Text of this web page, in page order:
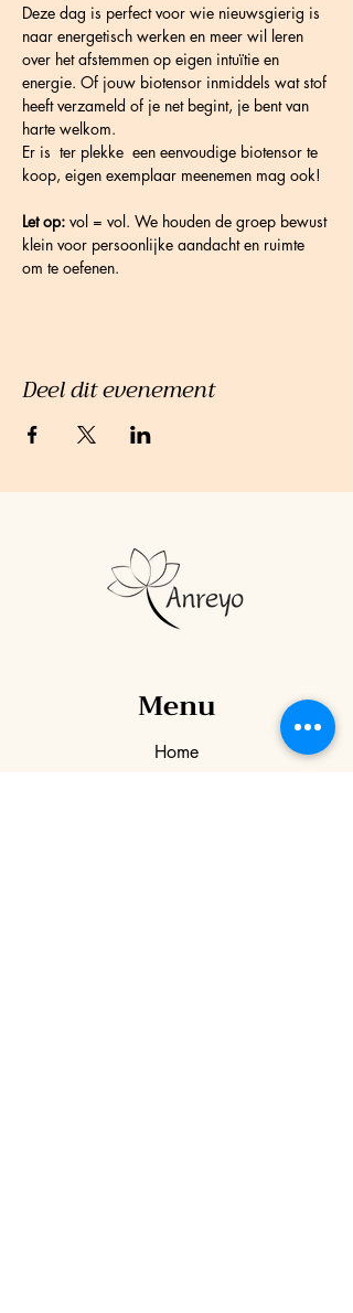
Deze dag is perfect voor wie nieuwsgierig is
naar energetisch werken en meer wil leren
over het afstemmen op eigen intuïtie en
energie. Of jouw biotensor inmiddels wat stof
heeft verzameld of je net begint, je bent van
harte welkom.
Er is  ter plekke  een eenvoudige biotensor te
koop, eigen exemplaar meenemen mag ook!
Let op: vol = vol. We houden de groep bewust
klein voor persoonlijke aandacht en ruimte
om te oefenen.
Deel dit evenement
Menu
Home